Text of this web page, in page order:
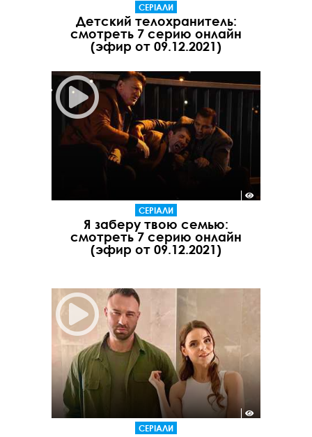
СЕРІАЛИ
Детский телохранитель:
смотреть 7 серию онлайн
(эфир от 09.12.2021)
СЕРІАЛИ
Я заберу твою семью:
смотреть 7 серию онлайн
(эфир от 09.12.2021)
СЕРІАЛИ